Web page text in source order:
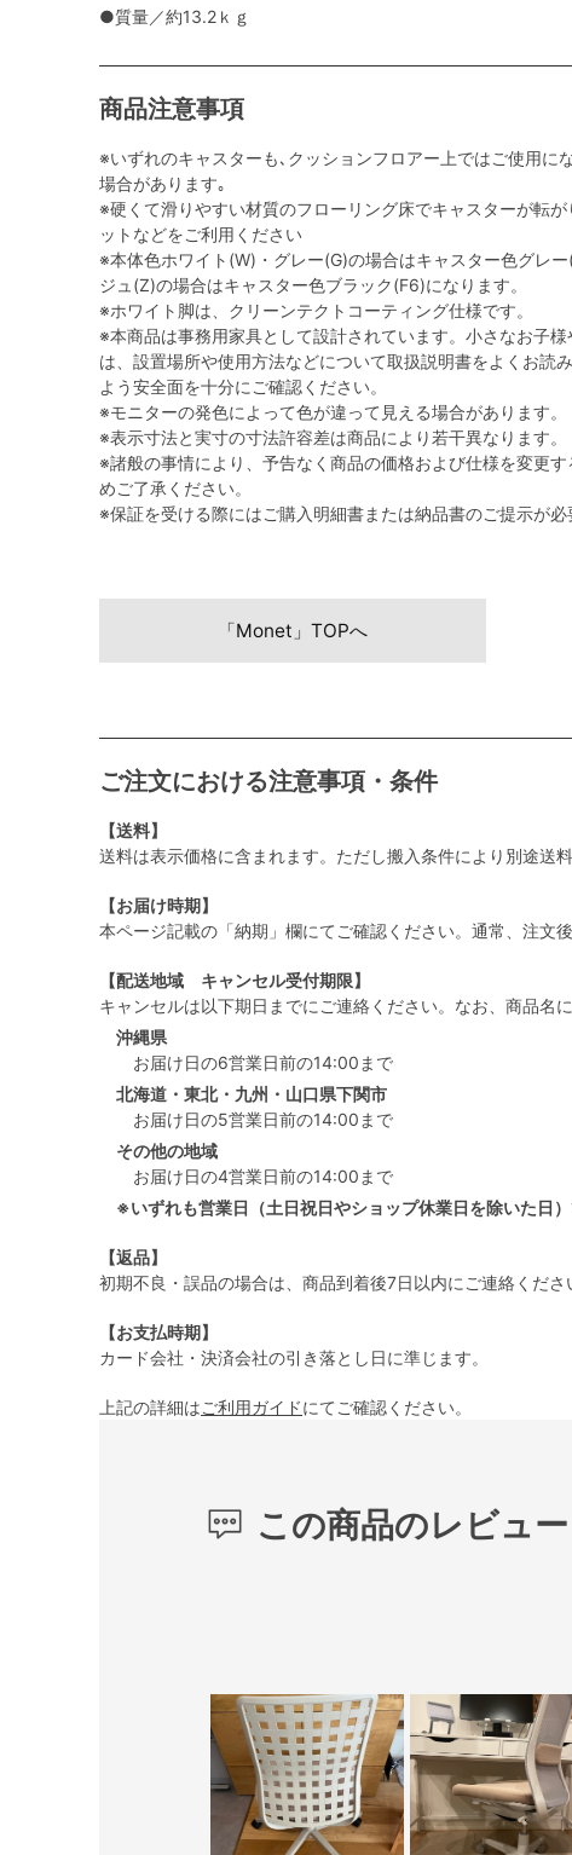
●質量／約13.2ｋｇ
商品注意事項
※いずれのキャスターも､クッションフロアー上ではご使用に
場合があります｡
※硬くて滑りやすい材質のフローリング床でキャスターが転
ットなどをご利用ください
※本体色ホワイト(W)・グレー(G)の場合はキャスター色グレ
ジュ(Z)の場合はキャスター色ブラック(F6)になります。
※ホワイト脚は、クリーンテクトコーティング仕様です。
※本商品は事務用家具として設計されています。小さなお子
は、設置場所や使用方法などについて取扱説明書をよくお読
よう安全面を十分にご確認ください。
※モニターの発色によって色が違って見える場合があります。
※表示寸法と実寸の寸法許容差は商品により若干異なります。
※諸般の事情により、予告なく商品の価格および仕様を変更
めご了承ください。
※保証を受ける際にはご購入明細書または納品書のご提示が必
「Monet」TOPへ
ご注文における注意事項・条件
【送料】
送料は表示価格に含まれます。ただし搬入条件により別途送
【お届け時期】
本ページ記載の「納期」欄にてご確認ください。通常、注文
【配送地域 キャンセル受付期限】
キャンセルは以下期日までにご連絡ください。なお、商品名
沖縄県
お届け日の6営業日前の14:00まで
北海道・東北・九州・山口県下関市
お届け日の5営業日前の14:00まで
その他の地域
お届け日の4営業日前の14:00まで
※いずれも営業日（土日祝日やショップ休業日を除いた日）
【返品】
初期不良・誤品の場合は、商品到着後7日以内にご連絡くだ
【お支払時期】
カード会社・決済会社の引き落とし日に準じます。
上記の詳細はご利用ガイドにてご確認ください。
この商品のレビュー